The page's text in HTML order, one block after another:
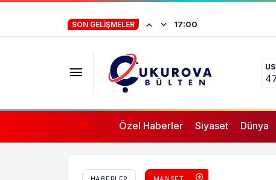
SON GELIŞMELER 17:00
ifade vermez”
Özel Haberler Siyaset Dünya
Mersin’de balık çiftlikleri protesto edildi